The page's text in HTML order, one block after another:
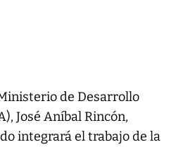
de Desarrollo
José Aníbal Rincón,
integrará el trabajo de la